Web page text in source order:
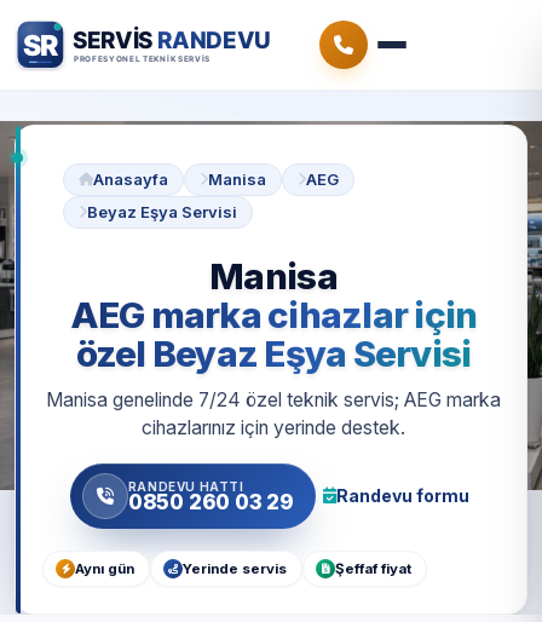
Anasayfa Manisa
AEG
Beyaz Eşya Servisi
Manisa
AEG marka cihazlar için
özel Beyaz Eşya Servisi
Manisa genelinde 7/24 özel teknik servis; AEG marka
cihazlarınız için yerinde destek.
RANDEVU HATTI
0850 260 03 29 Randevu formu
Aynı gün Yerinde servis Şeffaf fiyat